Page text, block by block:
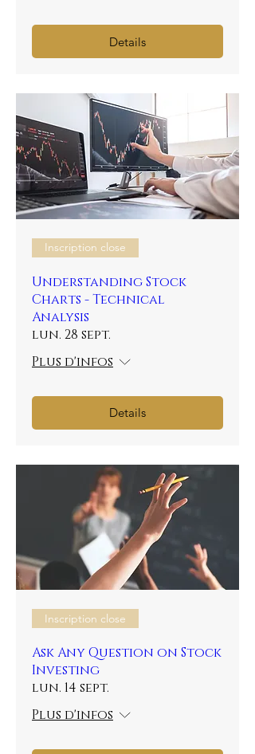
Details
Inscription close
Understanding Stock
Charts - Technical
Analysis
lun. 28 sept.
Plus d'infos
Details
Inscription close
Ask Any Question on Stock
Investing
lun. 14 sept.
Plus d'infos